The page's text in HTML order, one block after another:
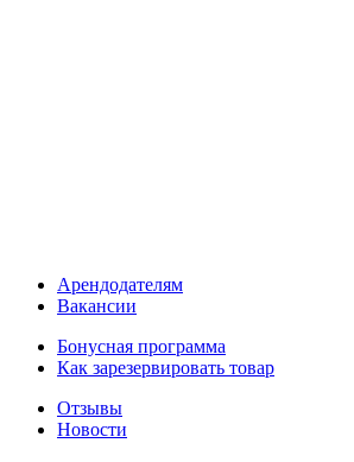
Арендодателям
Вакансии
Бонусная программа
Как зарезервировать товар
Отзывы
Новости